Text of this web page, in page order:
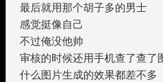
最后就用那个胡子多的男士
感觉挺像自己
不过俺没他帅
审核的时候还用手机查了查了
什么图片生成的效果都差不多